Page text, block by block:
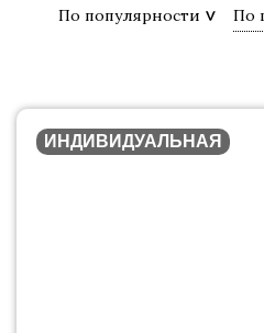
По популярности По
ИНДИВИДУАЛЬНАЯ